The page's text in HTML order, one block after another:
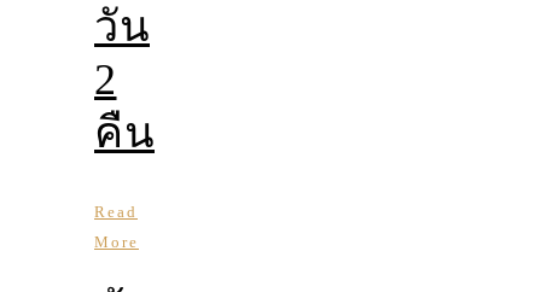
วัน
2
คืน
Read
More